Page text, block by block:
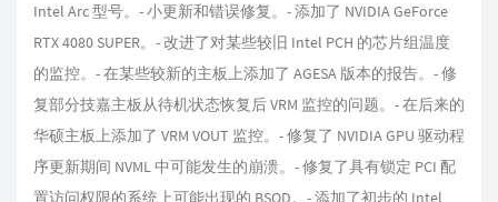
Intel Arc 型号。- 小更新和错误修复。- 添加了 NVIDIA GeForce
RTX 4080 SUPER。- 改进了对某些较旧 Intel PCH 的芯片组温度
的监控。- 在某些较新的主板上添加了 AGESA 版本的报告。- 修
复部分技嘉主板从待机状态恢复后 VRM 监控的问题。- 在后来的
华硕主板上添加了 VRM VOUT 监控。- 修复了 NVIDIA GPU 驱动程
序更新期间 NVML 中可能发生的崩溃。- 修复了具有锁定 PCI 配
置访问权限的系统上可能出现的 BSOD。- 添加了初步的 Intel